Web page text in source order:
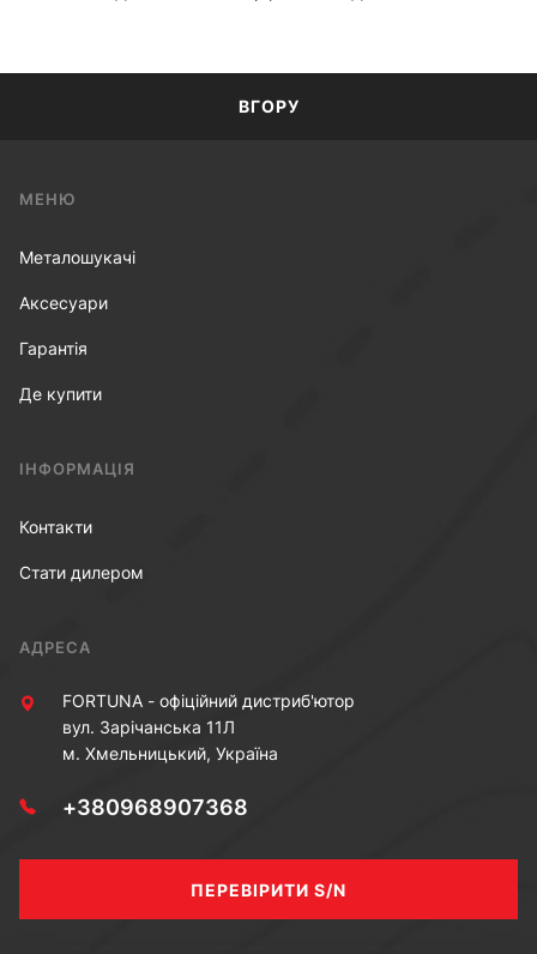
ВГОРУ
МЕНЮ
Металошукачі
Аксесуари
Гарантія
Де купити
ІНФОРМАЦІЯ
Контакти
Стати дилером
АДРЕСА
FORTUNA - офіційний дистриб'ютор
вул. Зарічанська 11Л
м. Хмельницький, Україна
+380968907368
ПЕРЕВІРИТИ S/N